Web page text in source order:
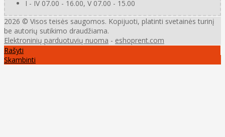
I - IV 07.00 - 16.00, V 07.00 - 15.00
2026 © Visos teisės saugomos. Kopijuoti, platinti svetainės turinį
be autorių sutikimo draudžiama.
Elektroninių parduotuvių nuoma - eshoprent.com
Rašyti
Skambinti